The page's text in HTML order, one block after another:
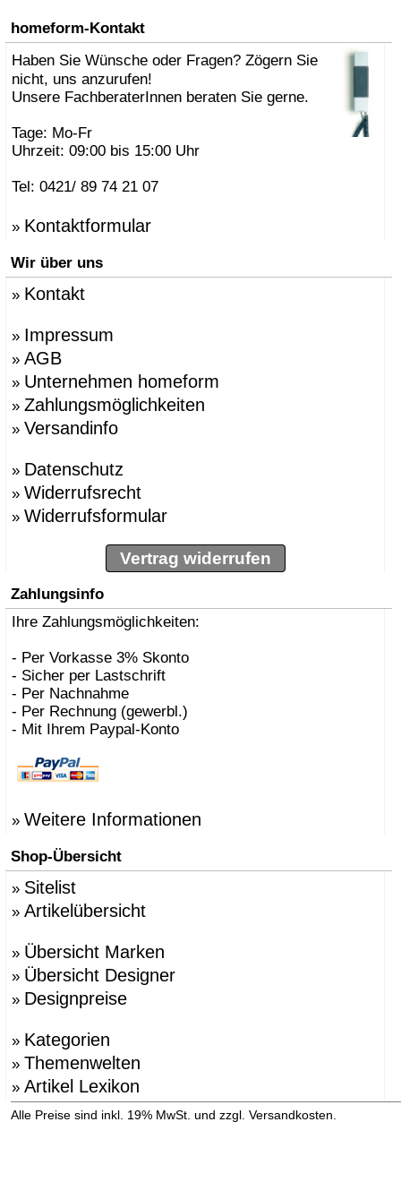
homeform-Kontakt
Haben Sie Wünsche oder Fragen? Zögern Sie
nicht, uns anzurufen!
Unsere FachberaterInnen beraten Sie gerne.
Tage: Mo-Fr
Uhrzeit: 09:00 bis 15:00 Uhr
Tel: 0421/ 89 74 21 07
» Kontaktformular
Wir über uns
» Kontakt
» Impressum
» AGB
» Unternehmen homeform
» Zahlungsmöglichkeiten
» Versandinfo
» Datenschutz
» Widerrufsrecht
» Widerrufsformular
Vertrag widerrufen
Zahlungsinfo
Ihre Zahlungsmöglichkeiten:
- Per Vorkasse 3% Skonto
- Sicher per Lastschrift
- Per Nachnahme
- Per Rechnung (gewerbl.)
- Mit Ihrem Paypal-Konto
» Weitere Informationen
Shop-Übersicht
» Sitelist
» Artikelübersicht
» Übersicht Marken
» Übersicht Designer
» Designpreise
» Kategorien
» Themenwelten
» Artikel Lexikon
Alle Preise sind inkl. 19% MwSt. und zzgl. Versandkosten.